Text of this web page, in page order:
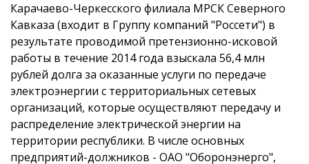
Карачаево-Черкесского филиала МРСК Северного
Кавказа (входит в Группу компаний "Россети") в
результате проводимой претензионно-исковой
работы в течение 2014 года взыскала 56,4 млн
рублей долга за оказанные услуги по передаче
электроэнергии с территориальных сетевых
организаций, которые осуществляют передачу и
распределение электрической энергии на
территории республики. В числе основных
предприятий-должников - ОАО "Оборонэнерго",